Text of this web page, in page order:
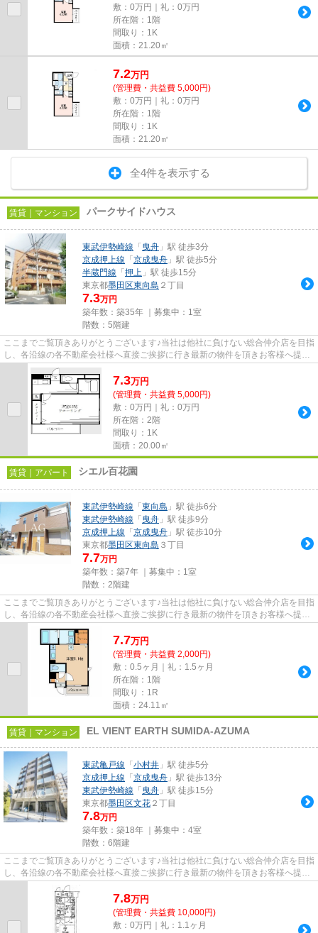
敷：0万円｜礼：0万円
所在階：1階
間取り：1K
面積：21.20㎡
7.2万円
(管理費・共益費 5,000円)
敷：0万円｜礼：0万円
所在階：1階
間取り：1K
面積：21.20㎡
全4件を表示する
賃貸｜マンション パークサイドハウス
東武伊勢崎線 「 曳舟 」駅 徒歩3分
京成押上線 「 京成曳舟 」駅 徒歩5分
半蔵門線 「 押上 」駅 徒歩15分
東京都墨田区東向島 ２丁目
7.3万円
築年数：築35年 ｜募集中： 1室
階数：5階建
ここまでご覧頂きありがとうございます♪当社は他社に負けない総合仲介店を目指
し、各沿線の各不動産会社様へ直接ご挨拶に行き最新の物件を頂きお客様へ提供
しております！最新の情報は...
7.3万円
(管理費・共益費 5,000円)
敷：0万円｜礼：0万円
所在階：2階
間取り：1K
面積：20.00㎡
賃貸｜アパート シエル百花園
東武伊勢崎線 「 東向島 」駅 徒歩6分
東武伊勢崎線 「 曳舟 」駅 徒歩9分
京成押上線 「 京成曳舟 」駅 徒歩10分
東京都墨田区東向島 ３丁目
7.7万円
築年数：築7年 ｜募集中： 1室
階数：2階建
ここまでご覧頂きありがとうございます♪当社は他社に負けない総合仲介店を目指
し、各沿線の各不動産会社様へ直接ご挨拶に行き最新の物件を頂きお客様へ提供
しております！最新の情報は...
7.7万円
(管理費・共益費 2,000円)
敷：0.5ヶ月｜礼：1.5ヶ月
所在階：1階
間取り：1R
面積：24.11㎡
賃貸｜マンション EL VIENT EARTH SUMIDA-AZUMA
東武亀戸線 「 小村井 」駅 徒歩5分
京成押上線 「 京成曳舟 」駅 徒歩13分
東武伊勢崎線 「 曳舟 」駅 徒歩15分
東京都墨田区文花 ２丁目
7.8万円
築年数：築18年 ｜募集中： 4室
階数：6階建
ここまでご覧頂きありがとうございます♪当社は他社に負けない総合仲介店を目指
し、各沿線の各不動産会社様へ直接ご挨拶に行き最新の物件を頂きお客様へ提供
しております！最新の情報は...
7.8万円
(管理費・共益費 10,000円)
敷：0万円｜礼：1.1ヶ月